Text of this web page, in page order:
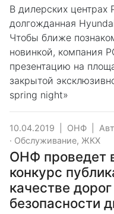
В дилерских
долгожданная
Чтобы ближе
новинкой, компания
презентацию на
закрытой
spring night»
10.04.2019 ОНФ
· Обслуживание, ЖКХ
ОНФ проведет
конкурс
качестве дорог
безопасности